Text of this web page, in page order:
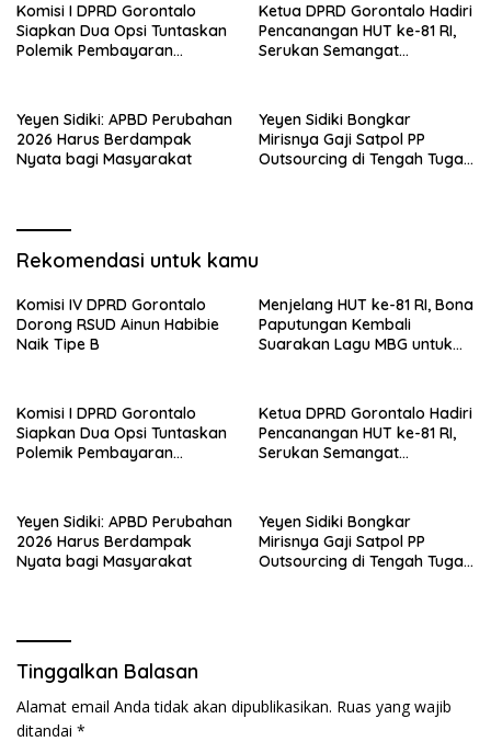
Komisi I DPRD Gorontalo
Siapkan Dua Opsi Tuntaskan
Polemik Pembayaran
Ketua DPRD Gorontalo Hadiri
Pencanangan HUT ke-81 RI,
Serukan Semangat
Yeyen Sidiki: APBD Perubahan
2026 Harus Berdampak
Nyata bagi Masyarakat
Yeyen Sidiki Bongkar
Mirisnya Gaji Satpol PP
Outsourcing di Tengah Tugas
Rekomendasi untuk kamu
Komisi IV DPRD Gorontalo
Dorong RSUD Ainun Habibie
Naik Tipe B
Menjelang HUT ke-81 RI, Bona
Paputungan Kembali
Suarakan Lagu MBG untuk
Komisi I DPRD Gorontalo
Siapkan Dua Opsi Tuntaskan
Polemik Pembayaran
Ketua DPRD Gorontalo Hadiri
Pencanangan HUT ke-81 RI,
Serukan Semangat
Yeyen Sidiki: APBD Perubahan
2026 Harus Berdampak
Nyata bagi Masyarakat
Yeyen Sidiki Bongkar
Mirisnya Gaji Satpol PP
Outsourcing di Tengah Tugas
Tinggalkan Balasan
Alamat email Anda tidak akan dipublikasikan. Ruas yang wajib
ditandai *